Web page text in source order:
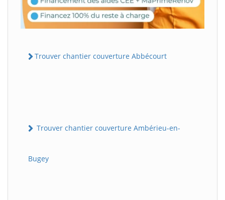
Trouver chantier couverture Abbécourt
Trouver chantier couverture Ambérieu-en-
Bugey